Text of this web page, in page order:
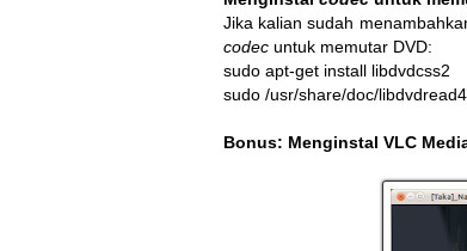
Jika kalian sudah
codec untuk memutar DVD:
sudo apt-get install libdvdcss2
sudo /usr/share/doc/
Bonus: Menginstal VLC